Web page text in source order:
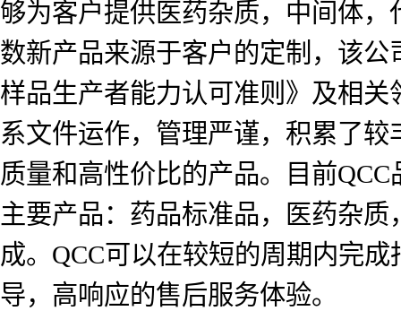
够为客户提供医药杂质，中间体
数新产品来源于客户的定制，该公
样品生产者能力认可准则》及相
系文件运作，管理严谨，积累了
质量和高性价比的产品。目前
主要产品：药品标准品，医药杂
成。QCC可以在较短的周期内完
导，高响应的售后服务体验。